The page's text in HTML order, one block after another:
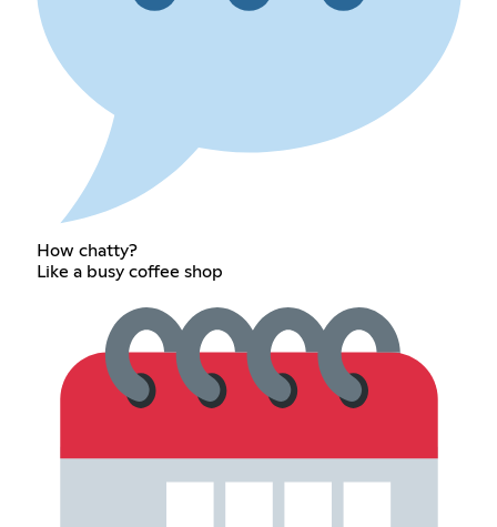
How chatty?
Like a busy coffee shop